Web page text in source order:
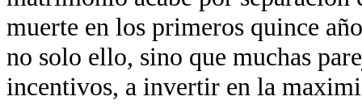
muerte en los primeros quince
no solo ello, sino que muchas
incentivos, a invertir en la